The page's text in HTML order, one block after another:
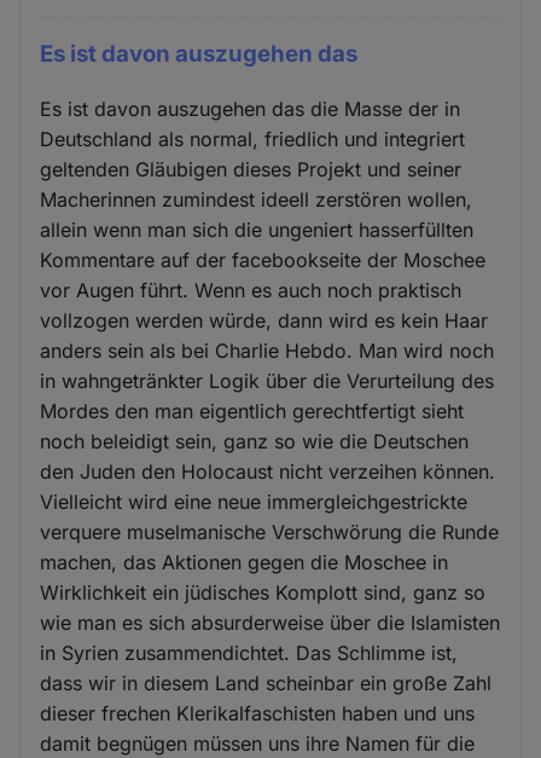
Es ist davon auszugehen das
Es ist davon auszugehen das die Masse der in
Deutschland als normal, friedlich und integriert
geltenden Gläubigen dieses Projekt und seiner
Macherinnen zumindest ideell zerstören wollen,
allein wenn man sich die ungeniert hasserfüllten
Kommentare auf der facebookseite der Moschee
vor Augen führt. Wenn es auch noch praktisch
vollzogen werden würde, dann wird es kein Haar
anders sein als bei Charlie Hebdo. Man wird noch
in wahngetränkter Logik über die Verurteilung des
Mordes den man eigentlich gerechtfertigt sieht
noch beleidigt sein, ganz so wie die Deutschen
den Juden den Holocaust nicht verzeihen können.
Vielleicht wird eine neue immergleichgestrickte
verquere muselmanische Verschwörung die Runde
machen, das Aktionen gegen die Moschee in
Wirklichkeit ein jüdisches Komplott sind, ganz so
wie man es sich absurderweise über die Islamisten
in Syrien zusammendichtet. Das Schlimme ist,
dass wir in diesem Land scheinbar ein große Zahl
dieser frechen Klerikalfaschisten haben und uns
damit begnügen müssen uns ihre Namen für die